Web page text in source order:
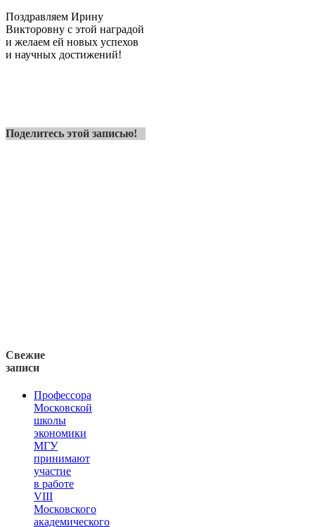
Поздравляем Ирину
Викторовну с этой наградой
и желаем ей новых успехов
и научных достижений!
Поделитесь этой записью!
Свежие
записи
Профессора
Московской
школы
экономики
МГУ
принимают
участие
в работе
VIII
Московского
академического